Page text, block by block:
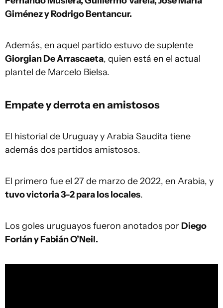
Giménez y Rodrigo Bentancur.
Además, en aquel partido estuvo de suplente
Giorgian De Arrascaeta, quien está en el actual
plantel de Marcelo Bielsa.
Empate y derrota en amistosos
El historial de Uruguay y Arabia Saudita tiene
además dos partidos amistosos.
El primero fue el 27 de marzo de 2022, en Arabia, y
tuvo victoria 3-2 para los locales.
Los goles uruguayos fueron anotados por Diego
Forlán y Fabián O’Neil.